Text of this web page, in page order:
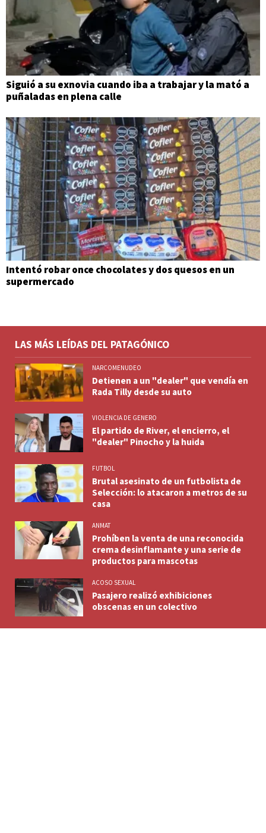
Siguió a su exnovia cuando iba a trabajar y la mató a
puñaladas en plena calle
Intentó robar once chocolates y dos quesos en un
supermercado
LAS MÁS LEÍDAS DEL PATAGÓNICO
NARCOMENUDEO
Detienen a un "dealer" que vendía en
Rada Tilly desde su auto
VIOLENCIA DE GENERO
El partido de River, el encierro, el
"dealer" Pinocho y la huida
FUTBOL
Brutal asesinato de un futbolista de
Selección: lo atacaron a metros de su
casa
ANMAT
Prohíben la venta de una reconocida
crema desinflamante y una serie de
productos para mascotas
ACOSO SEXUAL
Pasajero realizó exhibiciones
obscenas en un colectivo